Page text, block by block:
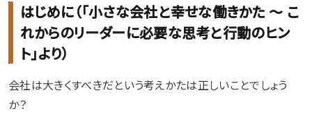
はじめに（「小さな会社と幸せな働きかた ～ こ
れからのリーダーに必要な思考と行動のヒン
ト」より）
会社は大きくすべきだという考えかたは正しいことでしょう
か？